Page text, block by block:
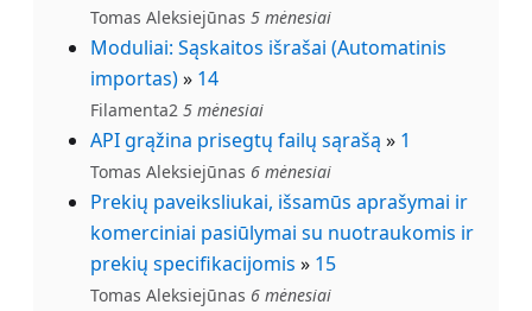
Tomas Aleksiejūnas 5 mėnesiai
Moduliai: Sąskaitos išrašai (Automatinis
importas)» 14
Filamenta2 5 mėnesiai
API grąžina prisegtų failų sąrašą » 1
Tomas Aleksiejūnas 6 mėnesiai
Prekių paveiksliukai, išsamūs aprašymai ir
komerciniai pasiūlymai su nuotraukomis ir
prekių specifikacijomis » 15
Tomas Aleksiejūnas 6 mėnesiai